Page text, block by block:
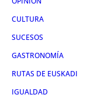
CULTURA
SUCESOS
GASTRONOMÍA
RUTAS DE EUSKADI
IGUALDAD